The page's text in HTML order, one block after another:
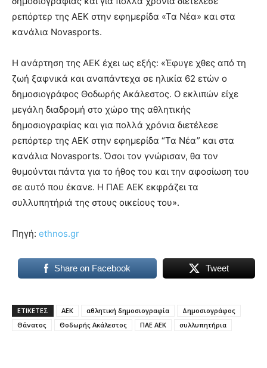
cam
show.desi
xxx
teaches
you
the
meaning
of
pain.
pornhun
hd
porn
ρεπόρτερ της ΑΕΚ στην εφημερίδα «Τα Νέα» και στα
κανάλια Νovasports.
Η ανάρτηση της ΑΕΚ έχει ως εξής: «Έφυγε χθες από τη
ζωή ξαφνικά και αναπάντεχα σε ηλικία 62 ετών ο
δημοσιογράφος Θοδωρής Ακάλεστος. Ο εκλιπών είχε
μεγάλη διαδρομή στο χώρο της αθλητικής
δημοσιογραφίας και για πολλά χρόνια διετέλεσε
ρεπόρτερ της ΑΕΚ στην εφημερίδα “Τα Νέα” και στα
κανάλια Νovasports. Όσοι τον γνώρισαν, θα τον
θυμούνται πάντα για το ήθος του και την αφοσίωση του
σε αυτό που έκανε. Η ΠΑΕ ΑΕΚ εκφράζει τα
συλλυπητήριά της στους οικείους του».
Πηγή: ethnos.gr
Share on Facebook Tweet
ΕΤΙΚΕΤΕΣ ΑΕΚ αθλητική δημοσιογραφία
Δημοσιογράφος
Θάνατος
Θοδωρής Ακάλεστος ΠΑΕ ΑΕΚ συλλυπητήρια